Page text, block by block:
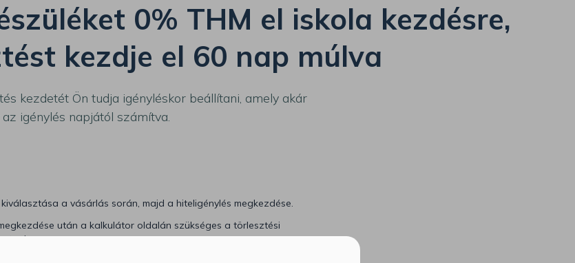
0% THM el iskola kezdésre,
kezdje el 60 nap múlva
kezdetét Ön tudja igényléskor beállítani, amely akár
igénylés napjától számítva.
a vásárlás során, majd a hiteligénylés megkezdése.
után a kalkulátor oldalán szükséges a törlesztési